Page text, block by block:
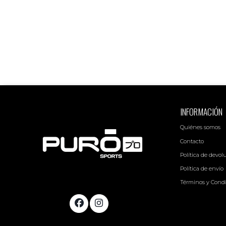
INFORMACIÓN
Quiénes somos
Contacto
Política de
Política de envío
Términos y